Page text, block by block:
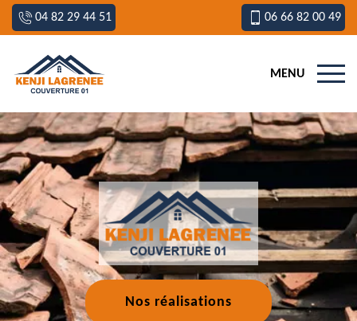
04 82 29 44 51 06 66 82 00 49
MENU
Nos réalisations